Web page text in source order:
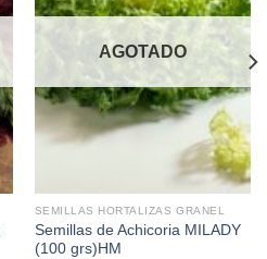
AGOTADO
SEMILLAS HORTALIZAS GRANEL
Semillas de Achicoria MILADY
(100 grs)HM